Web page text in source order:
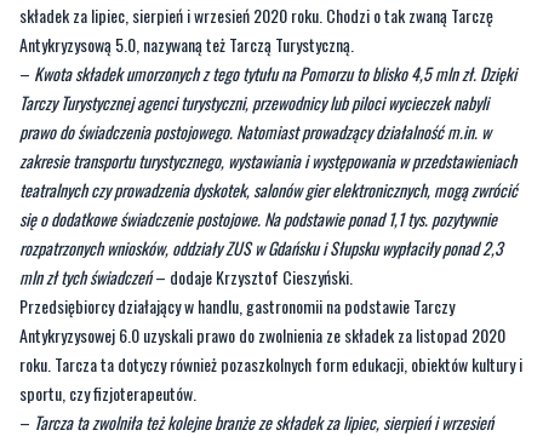
Tarczy Turystycznej agenci turystyczni, przewodnicy lub piloci wycieczek nabyli
prawo do świadczenia postojowego. Natomiast prowadzący działalność m.in. w
zakresie transportu turystycznego, wystawiania i występowania w przedstawieniach
teatralnych czy prowadzenia dyskotek, salonów gier elektronicznych, mogą zwrócić
się o dodatkowe świadczenie postojowe. Na podstawie ponad 1,1 tys. pozytywnie
rozpatrzonych wniosków, oddziały ZUS w Gdańsku i Słupsku wypłaciły ponad 2,3
mln zł tych świadczeń– dodaje Krzysztof Cieszyński.
Przedsiębiorcy działający w handlu, gastronomii na podstawie Tarczy
Antykryzysowej 6.0 uzyskali prawo do zwolnienia ze składek za listopad 2020
roku. Tarcza ta dotyczy również pozaszkolnych form edukacji, obiektów kultury i
sportu, czy fizjoterapeutów.
–Tarcza ta zwolniła też kolejne branże ze składek za lipiec, sierpień i wrzesień
2020 r. Oba pomorskie oddziały ZUS przyjęły ponad 5,6 tys. wniosków o takie
zwolnienia, a suma składek z jakiej przedsiębiorcy zostali zwolnieni przekroczyła
13,5 mln zł. Dzięki tej Tarczy więcej przedsiębiorców może skorzystać z